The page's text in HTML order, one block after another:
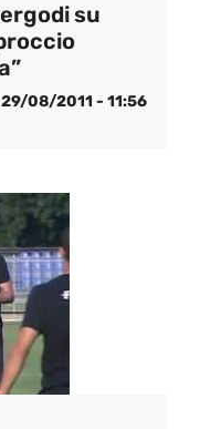
su
29/08/2011 - 11:56